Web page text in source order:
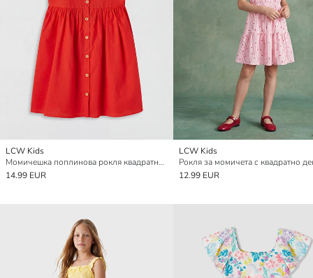
LCW Kids
Момичешка поплинова рокля квадратно деколте
14.99 EUR
LCW Kids
12.99 EUR